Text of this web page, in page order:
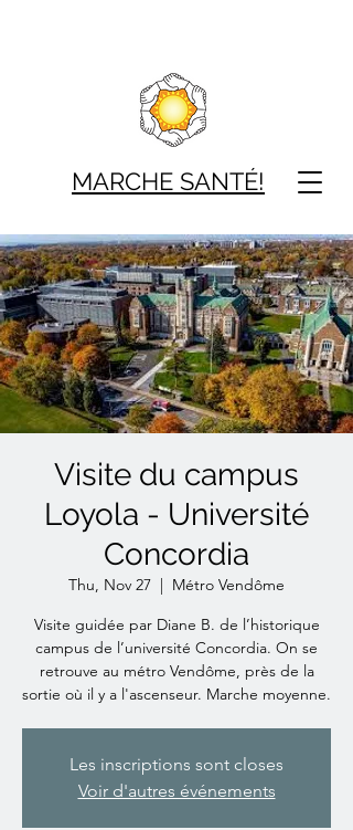
MARCHE SANTÉ!
Visite du campus
Loyola - Université
Concordia
Thu, Nov 27
  |
Métro Vendôme
Visite guidée par Diane B. de l’historique
campus de l’université Concordia. On se
retrouve au métro Vendôme, près de la
sortie où il y a l'ascenseur. Marche moyenne.
Les inscriptions sont closes
Voir d'autres événements